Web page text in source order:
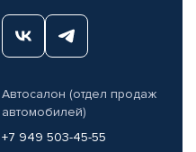
Автосалон (отдел продаж
автомобилей)
+7 949 503-45-55